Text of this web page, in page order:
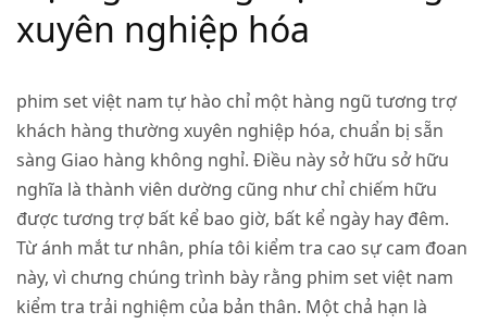
xuyên nghiệp hóa
phim set việt nam tự hào chỉ một hàng ngũ tương trợ
khách hàng thường xuyên nghiệp hóa, chuẩn bị sẵn
sàng Giao hàng không nghỉ. Điều này sở hữu sở hữu
nghĩa là thành viên dường cũng như chỉ chiếm hữu
được tương trợ bất kể bao giờ, bất kể ngày hay đêm.
Từ ánh mắt tư nhân, phía tôi kiểm tra cao sự cam đoan
này, vì chưng chúng trình bày rằng phim set việt nam
kiểm tra trải nghiệm của bản thân. Một chả hạn là